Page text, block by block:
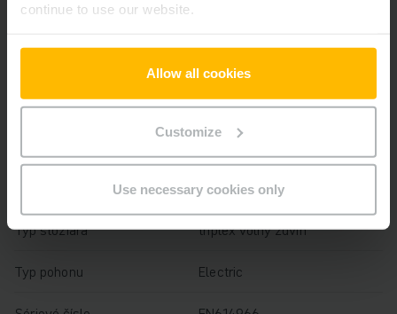
continue to use our website.
Allow all cookies
Customize
Use necessary cookies only
Prevádzkové hodiny 3911 h
1150 mm
Typ stožiara triplex voľný zdvih
Typ pohonu Electric